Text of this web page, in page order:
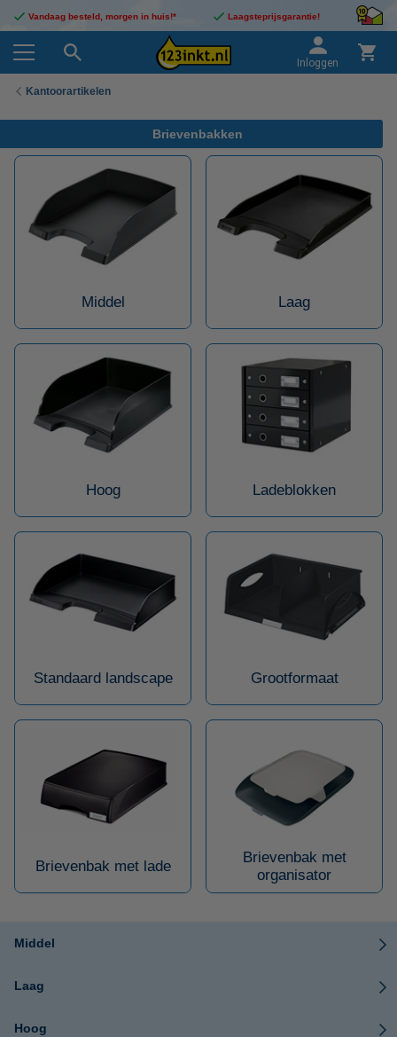
Vandaag besteld, morgen in huis!* Laagsteprijsgarantie!
Inloggen
Kantoorartikelen
Brievenbakken
Middel Laag
Hoog Ladeblokken
Standaard landscape Grootformaat
Brievenbak met lade
Brievenbak met
organisator
Middel
Laag
Hoog